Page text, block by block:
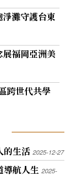
灘守護台東
福岡亞洲美
跨世代共學
的生活2025-12-27
導航人生2025-